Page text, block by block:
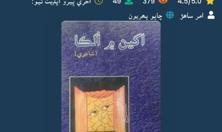
امر ساھڙ ڇاپو پھريون